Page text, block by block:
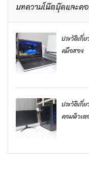
บทความโน๊ตบุ๊คและค
ประวัติเกี่
คมือสอง
ประวัติเกี่
คอมพิวเต